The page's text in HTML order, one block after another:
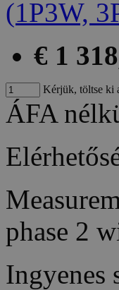
€ 1
Kérjük, töltse ki
ÁFA
phase 2
Ingyenes